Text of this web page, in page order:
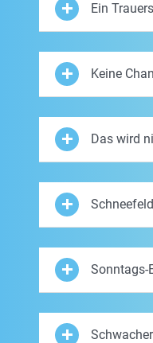
Ein
Keine
Das wird
Schneefeld
Sonntags-